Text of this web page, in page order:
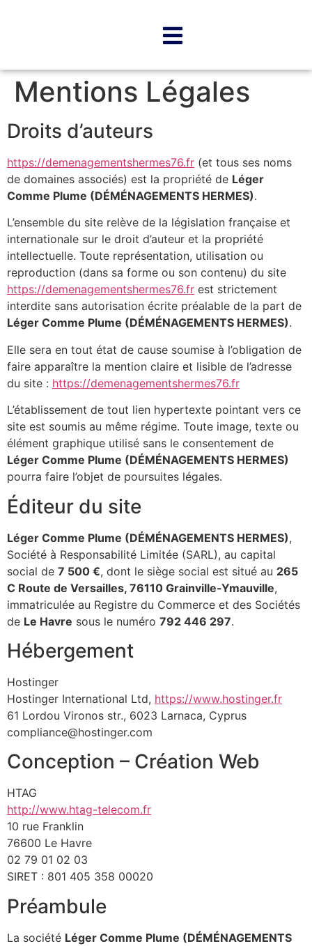
Mentions Légales
Droits d’auteurs
https://demenagementshermes76.fr (et tous ses noms
de domaines associés) est la propriété de Léger
Comme Plume (DÉMÉNAGEMENTS HERMES).
L’ensemble du site relève de la législation française et
internationale sur le droit d’auteur et la propriété
intellectuelle. Toute représentation, utilisation ou
reproduction (dans sa forme ou son contenu) du site
https://demenagementshermes76.fr est strictement
interdite sans autorisation écrite préalable de la part de
Léger Comme Plume (DÉMÉNAGEMENTS HERMES).
Elle sera en tout état de cause soumise à l’obligation de
faire apparaître la mention claire et lisible de l’adresse
du site : https://demenagementshermes76.fr
L’établissement de tout lien hypertexte pointant vers ce
site est soumis au même régime. Toute image, texte ou
élément graphique utilisé sans le consentement de
Léger Comme Plume (DÉMÉNAGEMENTS HERMES)
pourra faire l’objet de poursuites légales.
Éditeur du site
Léger Comme Plume (DÉMÉNAGEMENTS HERMES),
Société à Responsabilité Limitée (SARL), au capital
social de 7 500 €, dont le siège social est situé au 265
C Route de Versailles, 76110 Grainville-Ymauville,
immatriculée au Registre du Commerce et des Sociétés
de Le Havre sous le numéro 792 446 297.
Hébergement
Hostinger
Hostinger International Ltd, https://www.hostinger.fr
61 Lordou Vironos str., 6023 Larnaca, Cyprus
compliance@hostinger.com
Conception – Création Web
HTAG
http://www.htag-telecom.fr
10 rue Franklin
76600 Le Havre
02 79 01 02 03
SIRET : 801 405 358 00020
Préambule
La société Léger Comme Plume (DÉMÉNAGEMENTS